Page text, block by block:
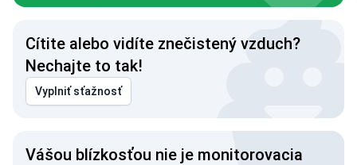
Cítite alebo vidíte znečistený vzduch?
Nechajte to tak!
Vyplniť sťažnosť
Vášou blízkosťou nie je monitorovacia